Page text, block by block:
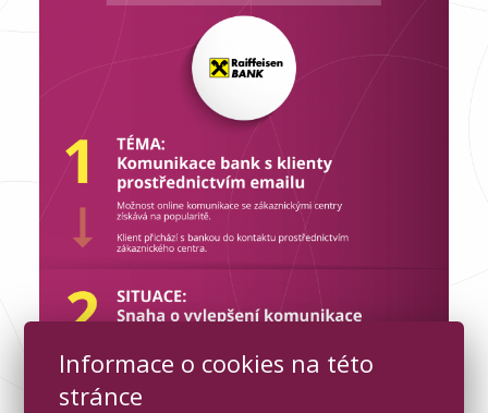
Informace o cookies na této
stránce